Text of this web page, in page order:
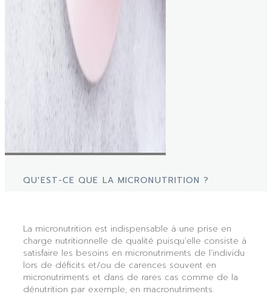
QU'EST-CE QUE LA MICRONUTRITION ?
La micronutrition est indispensable à une prise en
charge nutritionnelle de qualité puisqu’elle consiste à
satisfaire les besoins en micronutriments de l’individu
lors de déficits et/ou de carences souvent en
micronutriments et dans de rares cas comme de la
dénutrition par exemple, en macronutriments.